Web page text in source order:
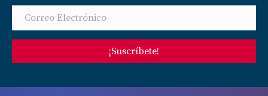
¡Suscríbete!